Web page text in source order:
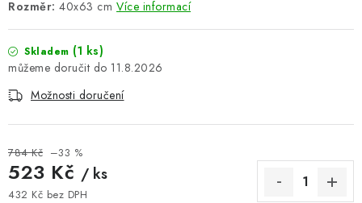
NAPIŠTE NÁM
KONTAKTY
Kontakty Hodnocení obchodu
Reklamace zboží
Odstoupení od kupní smlouvy
Často kladené dotazy
Rozměr: 40x63 cm Více informací
Skladem (1 ks)
11.8.2026
Možnosti doručení
784 Kč –33 %
523 Kč / ks
432 Kč bez DPH